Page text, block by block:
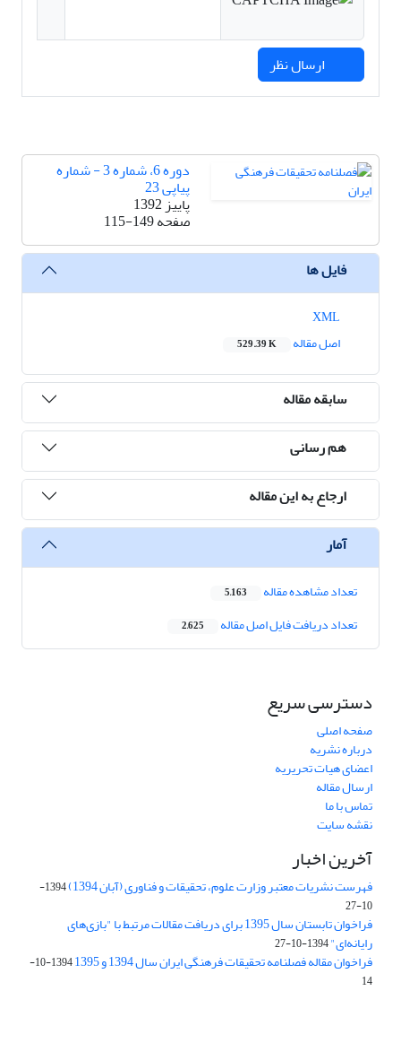
دوره 6، شماره 3 - شماره
پیاپی 23
پاییز 1392
صفحه115-149
فایل ها
اصل مقاله
529.39 K
سابقه مقاله
هم رسانی
ارجاع به این مقاله
آمار
تعداد مشاهده مقاله 5,163
تعداد دریافت فایل اصل مقاله 2,625
دسترسی سریع
صفحه اصلی
درباره نشریه
اعضای هیات تحریریه
ارسال مقاله
تماس با ما
نقشه سایت
آخرین اخبار
فهرست نشریات معتبر وزارت علوم، تحقیقات و فناوری (آبان 1394)
1394-
10-27
فراخوان تابستان سال 1395 برای دریافت مقالات مرتبط با "بازی‌های
رایانه‌ای"1394-10-27
فراخوان مقاله فصلنامه تحقیقات فرهنگی ایران سال 1394 و 1395
1394-10-
14